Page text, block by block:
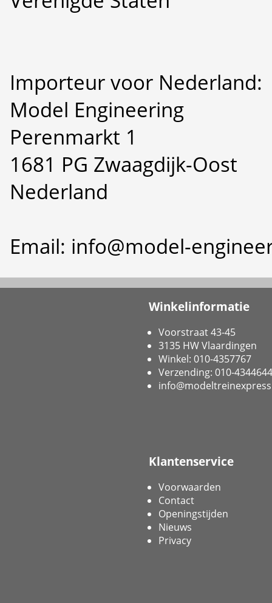
Importeur voor Nederland:
Model Engineering
Perenmarkt 1
1681 PG Zwaagdijk-Oost
Nederland
Email: info@model-
Winkelinformatie
Voorstraat 43-45
3135 HW Vlaardingen
Winkel: 010-4357767
Verzending: 010-4344644
Klantenservice
Voorwaarden
Contact
Openingstijden
Nieuws
Privacy